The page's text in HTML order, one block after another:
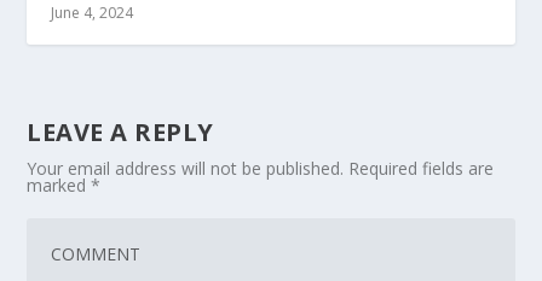
June 4, 2024
LEAVE A REPLY
Your email address will not be published. Required fields are
marked*